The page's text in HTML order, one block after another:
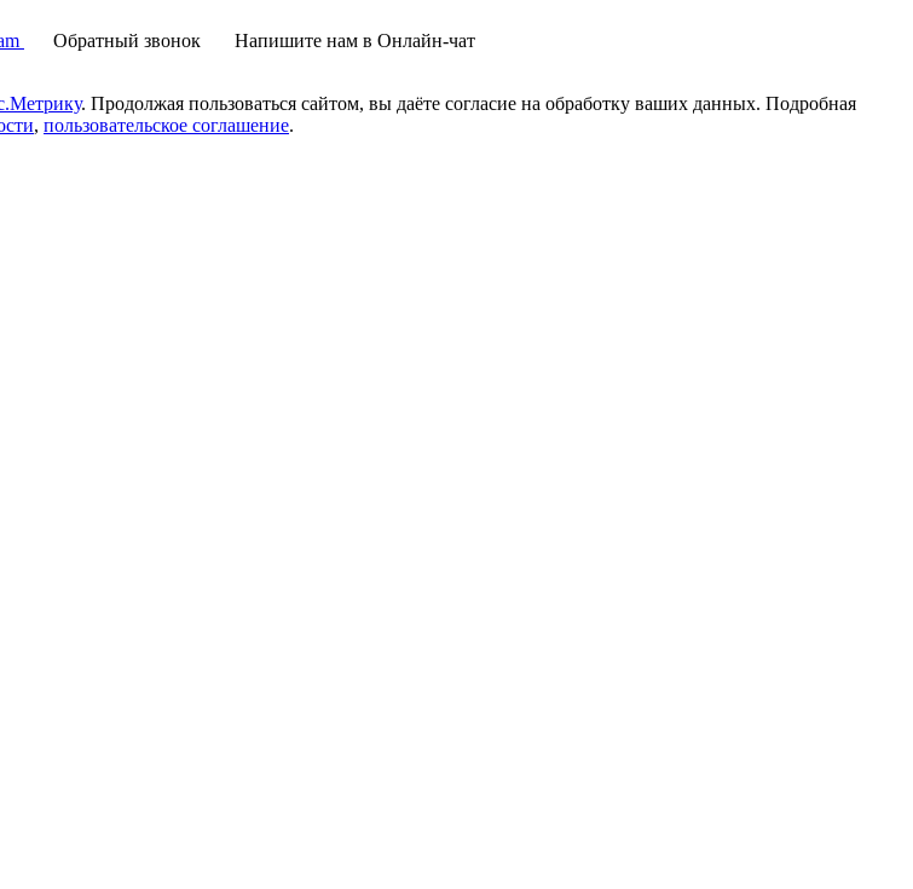
Обратный звонок Напишите нам в Онлайн-чат
. Продолжая пользоваться сайтом, вы даёте согласие на обработку ваших данных. Подробная
, пользовательское соглашение.